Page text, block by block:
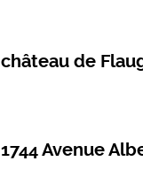
château de
1744 Avenue